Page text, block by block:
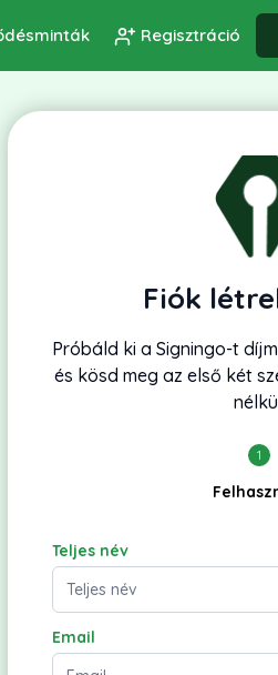
Regisztráció
Fiók
Próbáld ki a Signingo-t
és kösd meg az első két
1
Teljes név
Email